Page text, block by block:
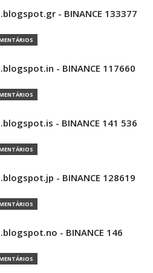
- BINANCE 133377
- BINANCE 117660
- BINANCE 141 536
- BINANCE 128619
- BINANCE 146